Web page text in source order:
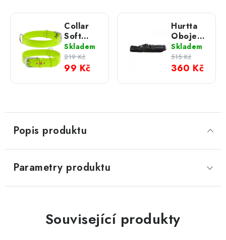
Collar
Soft
Plochý
kožený
obojek -
Skladem
99 Kč
219 Kč
Hurtta
Obojek
Padded
Skladem
360 Kč
515 Kč
Popis produktu
Parametry produktu
Související produkty